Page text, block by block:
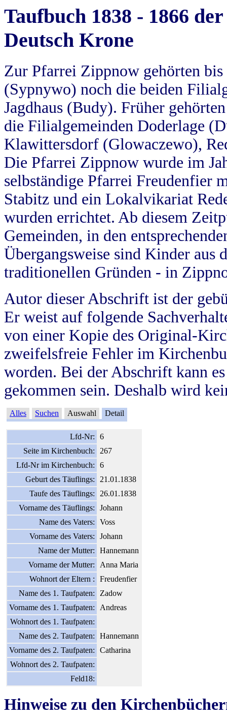
Taufbuch 1838 - 1866
Deutsch Krone
Zur Pfarrei Zippnow gehörten
(Sypnywo) noch die beiden
Jagdhaus (Budy). Früher
die Filialgemeinden Doderlage
Klawittersdorf (Glowaczewo),
Die Pfarrei Zippnow wurde im
selbständige Pfarrei Freudenfier
Stabitz und ein Lokalvikariat
wurden errichtet. Ab diesem
Gemeinden, in den
Übergangsweise sind Kinder aus
traditionellen Gründen - in
Autor dieser Abschrift ist der
Er weist auf folgende
von einer Kopie des Original-
zweifelsfreie Fehler im
worden. Bei der Abschrift kann
gekommen sein. Deshalb wird
Alles Suchen Auswahl Detail
Lfd-Nr:
6
Seite im Kirchenbuch:
267
Lfd-Nr im Kirchenbuch:
6
Geburt des Täuflings:
21.01.1838
Taufe des Täuflings:
26.01.1838
Vorname des Täuflings:
Johann
Name des Vaters:
Voss
Vorname des Vaters:
Johann
Name der Mutter:
Hannemann
Vorname der Mutter:
Anna Maria
Wohnort der Eltern :
Freudenfier
Name des 1. Taufpaten:
Zadow
Vorname des 1. Taufpaten:
Andreas
Wohnort des 1. Taufpaten:
Name des 2. Taufpaten:
Hannemann
Vorname des 2. Taufpaten:
Catharina
Wohnort des 2. Taufpaten:
Feld18:
Hinweise zu den